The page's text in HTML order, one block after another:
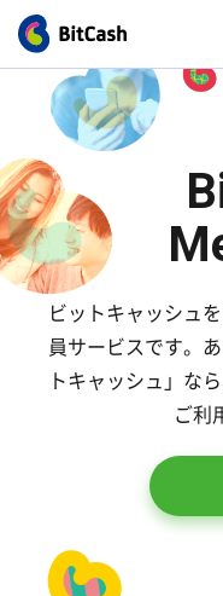
ビットキャッシュ
員サービスです。
トキャッシュ」なら
ご利